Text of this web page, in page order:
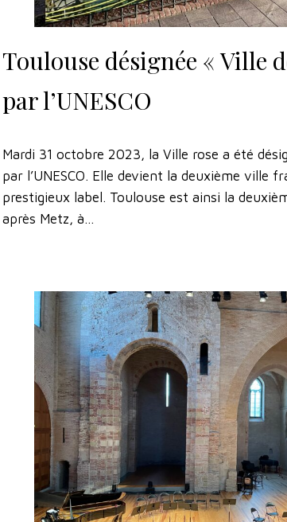
Toulouse désignée « Ville
par l’UNESCO
Mardi 31 octobre 2023, la Ville rose a été
par l’UNESCO. Elle devient la deuxième ville
prestigieux label. Toulouse est ainsi la
après Metz, à…